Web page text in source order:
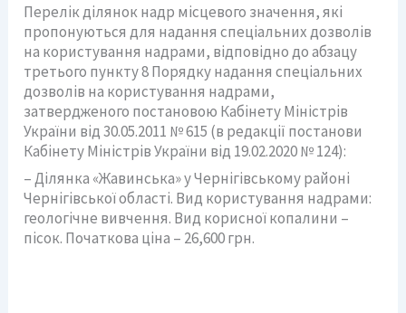
Перелік ділянок надр місцевого значення, які
пропонуються для надання спеціальних дозволів
на користування надрами, відповідно до абзацу
третього пункту 8 Порядку надання спеціальних
дозволів на користування надрами,
затвердженого постановою Кабінету Міністрів
України від 30.05.2011 № 615 (в редакції постанови
Кабінету Міністрів України від 19.02.2020 № 124):
– Ділянка «Жавинська» у Чернігівському районі
Чернігівської області. Вид користування надрами:
геологічне вивчення. Вид корисної копалини –
пісок. Початкова ціна – 26,600 грн.